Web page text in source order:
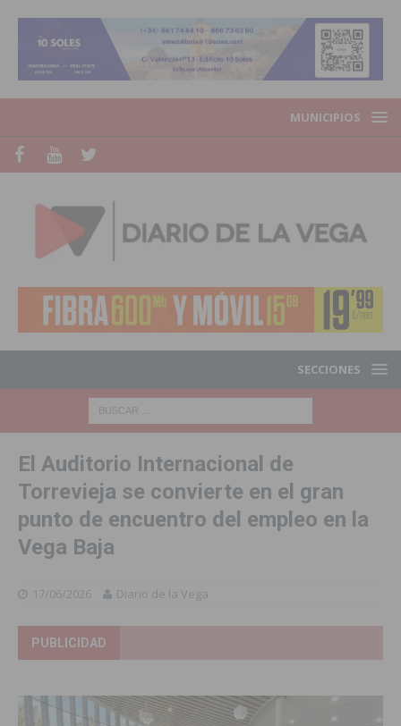
MUNICIPIOS
SECCIONES
El Auditorio Internacional de
Torrevieja se convierte en el gran
punto de encuentro del empleo en la
Vega Baja
17/06/2026 Diario de la Vega
PUBLICIDAD